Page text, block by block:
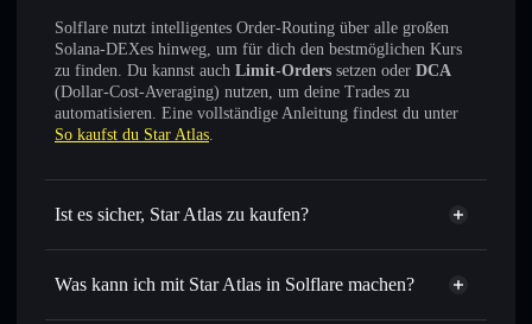
Solflare nutzt intelligentes Order-Routing über alle großen
Solana-DEXes hinweg, um für dich den bestmöglichen Kurs
zu finden. Du kannst auch Limit-Orders setzen oder DCA
(Dollar-Cost-Averaging) nutzen, um deine Trades zu
automatisieren. Eine vollständige Anleitung findest du unter
So kaufst du Star Atlas.
Ist es sicher, Star Atlas zu kaufen?
Star Atlas verifizierter Token
Was kann ich mit Star Atlas in Solflare machen?
Star Atlas
Solflare-Wallet